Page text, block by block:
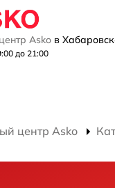
Asko в
до 21:00
центр Asko